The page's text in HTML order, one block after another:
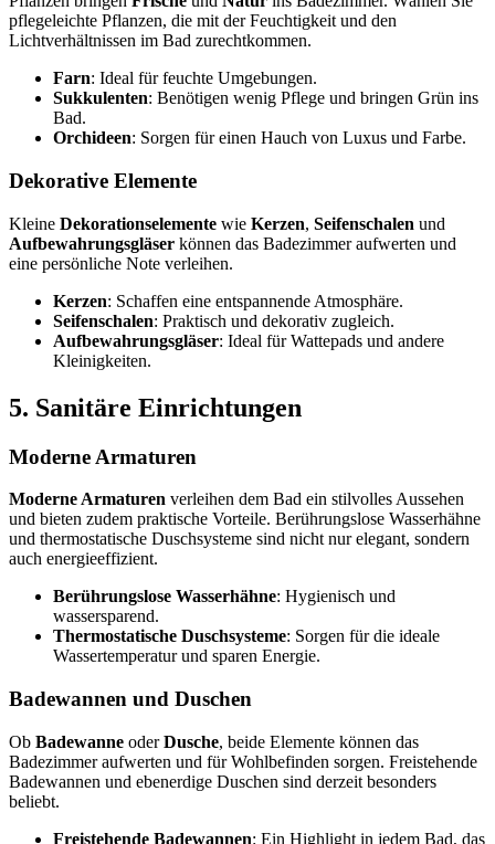
pflegeleichte Pflanzen, die mit der Feuchtigkeit und den
Lichtverhältnissen im Bad zurechtkommen.
Farn: Ideal für feuchte Umgebungen.
Sukkulenten: Benötigen wenig Pflege und bringen Grün ins
Bad.
Orchideen: Sorgen für einen Hauch von Luxus und Farbe.
Dekorative Elemente
Kleine Dekorationselemente wie Kerzen, Seifenschalen und
Aufbewahrungsgläser können das Badezimmer aufwerten und
eine persönliche Note verleihen.
Kerzen: Schaffen eine entspannende Atmosphäre.
Seifenschalen: Praktisch und dekorativ zugleich.
Aufbewahrungsgläser: Ideal für Wattepads und andere
Kleinigkeiten.
5. Sanitäre Einrichtungen
Moderne Armaturen
Moderne Armaturen verleihen dem Bad ein stilvolles Aussehen
und bieten zudem praktische Vorteile. Berührungslose Wasserhähne
und thermostatische Duschsysteme sind nicht nur elegant, sondern
auch energieeffizient.
Berührungslose Wasserhähne: Hygienisch und
wassersparend.
Thermostatische Duschsysteme: Sorgen für die ideale
Wassertemperatur und sparen Energie.
Badewannen und Duschen
Ob Badewanne oderDusche, beide Elemente können das
Badezimmer aufwerten und für Wohlbefinden sorgen. Freistehende
Badewannen und ebenerdige Duschen sind derzeit besonders
beliebt.
Freistehende Badewannen: Ein Highlight in jedem Bad, das